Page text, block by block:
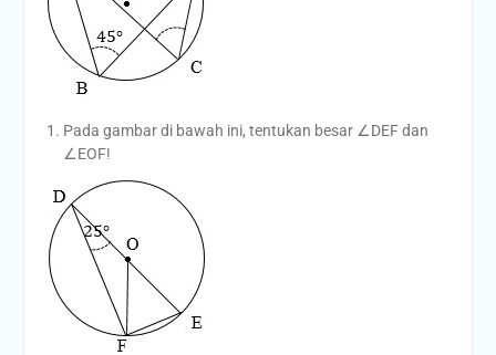
Pada gambar di bawah ini, tentukan besar ∠DEF dan
∠EOF!